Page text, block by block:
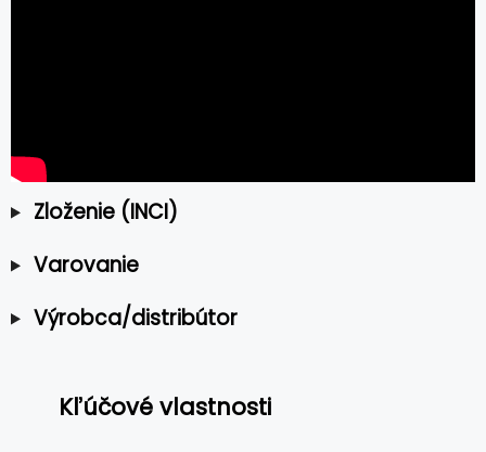
Zloženie (INCI)
Varovanie
Výrobca/distribútor
Kľúčové vlastnosti